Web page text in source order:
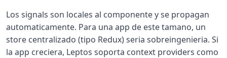
Los signals son locales al componente y se propagan
automaticamente. Para una app de este tamano, un
store centralizado (tipo Redux) seria sobreingenieria. Si
la app creciera, Leptos soporta context providers como